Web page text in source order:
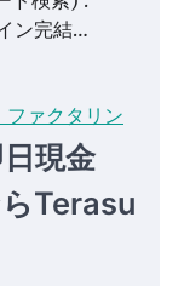
ン完結…
現金
Terasu